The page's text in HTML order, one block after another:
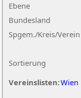
Ebene
Sortierung
Bundesland
Spgem./Kreis/Verein
Vereinslisten:Wien